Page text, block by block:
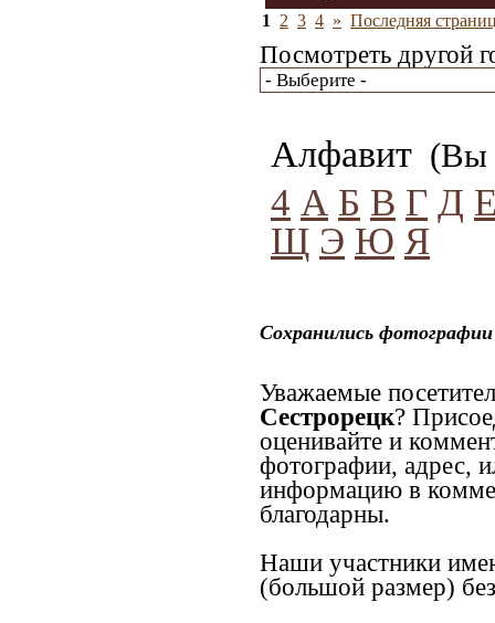
1 2 3 4 » Последняя
Посмотреть другой
Алфавит (Вы
4 А Б В Г Д
Щ Э Ю Я
Сохранились
Уважаемые
Сестрорецк?
оценивайте и
фотографии, адрес,
информацию в
благодарны.
Наши участники
(большой размер)